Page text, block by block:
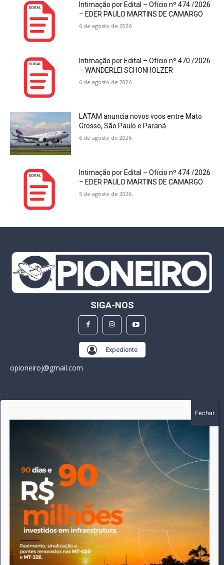
Intimação por Edital – Ofício nº 474 /2026
– EDER PAULO MARTINS DE CAMARGO
6 de agosto de 2026
Intimação por Edital – Ofício nº 470 /2026
– WANDERLEI SCHONHOLZER
6 de agosto de 2026
LATAM anuncia novos voos entre Mato
Grosso, São Paulo e Paraná
6 de agosto de 2026
Intimação por Edital – Ofício nº 474 /2026
– EDER PAULO MARTINS DE CAMARGO
5 de agosto de 2026
SIGA-NOS
Expediente
opioneiroj@gmail.com
A história do Pioneiro inicia em fevereiro de 2005 em
Canarana - MT, na época, como um jornal impresso semanal,
que chegou a possuir mil assinantes. Durante 15 anos, foram
publicadas 691 edições que narraram os acontecimentos
políticos, policiais e cotidianos de Canarana e região. Fiel a sua
origem, pautado sempre pela busca incessante da
imparcialidade, faz jus a sua logo, com o característico "avião
da praça" de Canarana, sendo o símbolo do
comprometimento deste veículo de comunicação com o
relato dos fatos neste município. Em 06 de dezembro de 2019
circulou a última edição impressa do jornal, que desde então
tem veiculação exclusivamente online.